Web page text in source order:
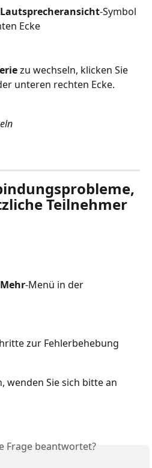
Lautsprecheransicht-Symbol
Ecke
zu wechseln, klicken Sie
unteren rechten Ecke.
Teilnehmer
Mehr-Menü in der
zur Fehlerbehebung
wenden Sie sich bitte an
Frage beantwortet?